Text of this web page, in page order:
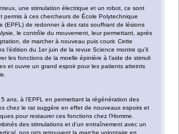
une stimulation électrique et un robot, ce sont
permis à ces chercheurs de École Polytechnique
(EPFL) de redonner à des rats souffrant de lésions
le contrôle du mouvement, leur permettant, après
de marcher à nouveau puis courir. Cette
l’édition du 1er juin de la revue Science montre qu'il
les fonctions de la moelle épinière à l’aide de stimuli
et ouvre un grand espoir pour les patients atteints
ans, à l’EPFL en permettant la régénération des
chez le rat suggère en effet de nouveaux espoirs et
pour restaurer ces fonctions chez l’Homme.
des stimulations et d’un entraînement avec un
nos rats retrouvent la marche volontaire en